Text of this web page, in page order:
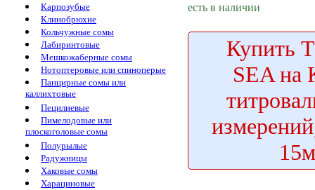
Карпозубые
Клинобрюхие
Кольчужные сомы
Лабиринтовые
Мешкожаберные сомы
Нотоптеровые или спиноперые
Панцирные сомы или
каллихтовые
Пецилиевые
Пимелодовые или
плоскоголовые сомы
Полурылые
Радужницы
Хаковые сомы
Харациновые
есть в наличии
Купить
SEA на